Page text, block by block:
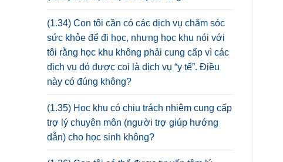
(1.34) Con tôi cần có các dịch vụ chăm sóc
sức khỏe để đi học, nhưng học khu nói với
tôi rằng học khu không phải cung cấp vì các
dịch vụ đó được coi là dịch vụ “y tế”. Điều
này có đúng không?
(1.35) Học khu có chịu trách nhiệm cung cấp
trợ lý chuyên môn (người trợ giúp hướng
dẫn) cho học sinh không?